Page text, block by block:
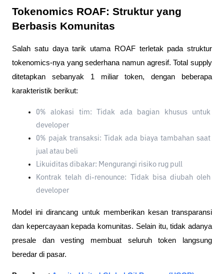
Tokenomics ROAF: Struktur yang
Berbasis Komunitas
Salah satu daya tarik utama ROAF terletak pada struktur
tokenomics-nya yang sederhana namun agresif. Total supply
ditetapkan sebanyak 1 miliar token, dengan beberapa
karakteristik berikut:
0% alokasi tim: Tidak ada bagian khusus untuk
developer
0% pajak transaksi: Tidak ada biaya tambahan saat
jual atau beli
Likuiditas dibakar: Mengurangi risiko rug pull
Kontrak telah di-renounce: Tidak bisa diubah oleh
developer
Model ini dirancang untuk memberikan kesan transparansi
dan kepercayaan kepada komunitas. Selain itu, tidak adanya
presale dan vesting membuat seluruh token langsung
beredar di pasar.